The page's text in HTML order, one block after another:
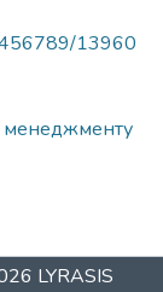
13960
менеджменту
LYRASIS